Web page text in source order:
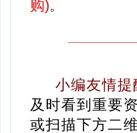
购)。
小编友情提
及时看到重要
或扫描下方二